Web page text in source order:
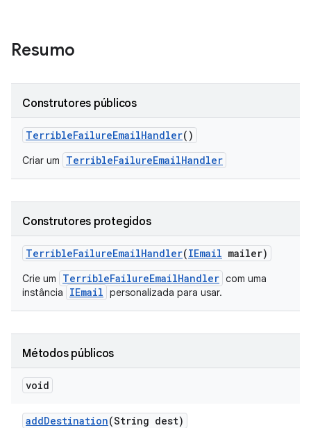
Resumo
Construtores públicos
TerribleFailureEmailHandler()
Criar um TerribleFailureEmailHandler
Construtores protegidos
TerribleFailureEmailHandler(IEmail mailer)
Crie um TerribleFailureEmailHandler com uma
instância
IEmail personalizada para usar.
Métodos públicos
void
addDestination(String dest)